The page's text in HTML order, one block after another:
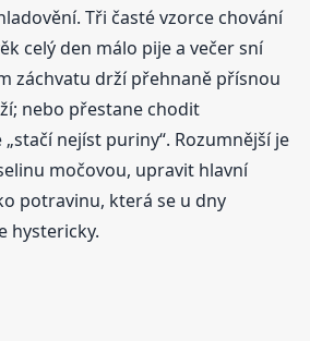
Tři časté vzorce chování
celý den málo pije a večer sní
záchvatu drží přehnaně přísnou
nebo přestane chodit
nejíst puriny“. Rozumnější je
močovou, upravit hlavní
potravinu, která se u dny
hystericky.